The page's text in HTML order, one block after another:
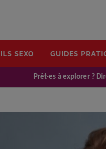
SEXO GUIDES
Prêt·es à explorer ?